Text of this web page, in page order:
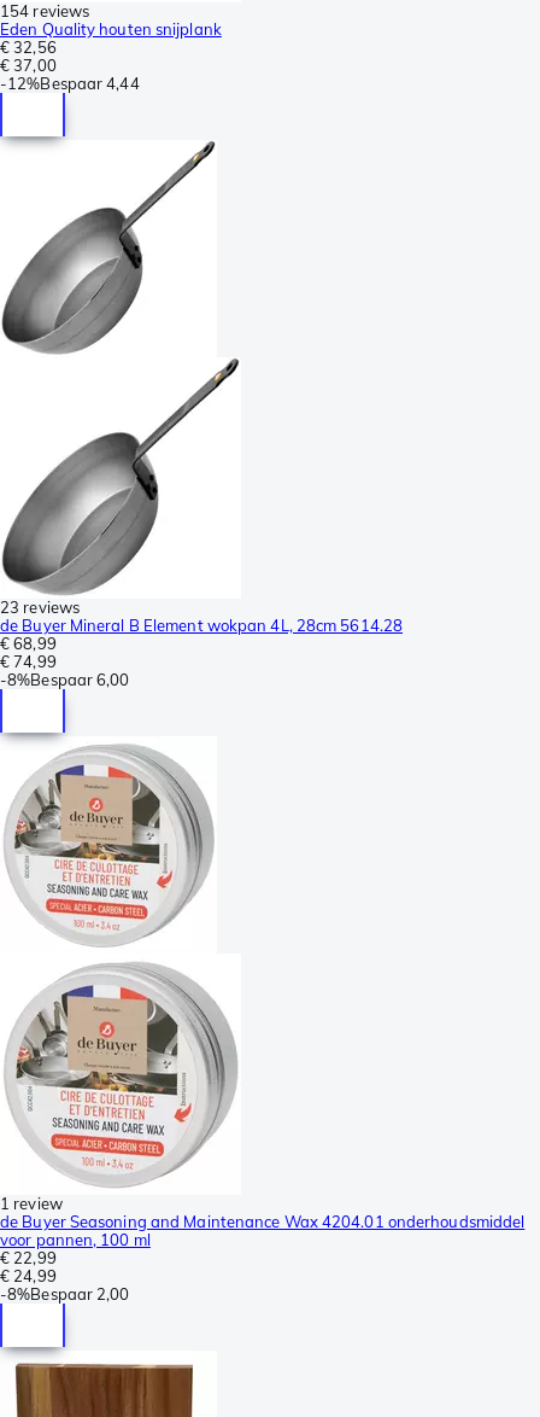
154 reviews
Eden Quality houten snijplank
€ 32,56
€ 37,00
-12%Bespaar 4,44
23 reviews
de Buyer Mineral B Element wokpan 4L, 28cm 5614.28
€ 68,99
€ 74,99
-8%Bespaar6,00
1 review
de Buyer Seasoning and Maintenance Wax 4204.01 onderhoudsmiddel
voor pannen, 100 ml
€ 22,99
€ 24,99
-8%Bespaar 2,00